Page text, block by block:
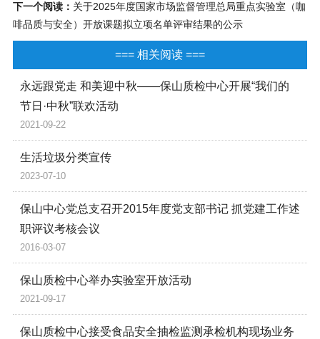
下一个阅读： 关于2025年度国家市场监督管理总局重点实验室（咖
啡品质与安全）开放课题拟立项名单评审结果的公示
=== 相关阅读 ===
永远跟党走 和美迎中秋——保山质检中心开展“我们的
节日·中秋”联欢活动
2021-09-22
生活垃圾分类宣传
2023-07-10
保山中心党总支召开2015年度党支部书记 抓党建工作述
职评议考核会议
2016-03-07
保山质检中心举办实验室开放活动
2021-09-17
保山质检中心接受食品安全抽检监测承检机构现场业务